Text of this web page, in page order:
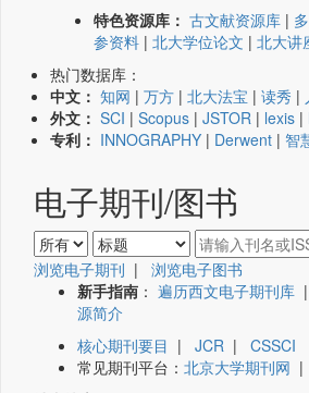
特色资源库： 古文献资源库 |
参资料 | 北大学位论文 | 北大讲
热门数据库：
中文： 知网 | 万方 | 北大法宝 | 读秀 |
外文： SCI | Scopus | JSTOR | lexis |
专利： INNOGRAPHY | Derwent | 智
电子期刊/图书
浏览电子期刊 | 浏览电子图书
新手指南 ： 遍历西文电子期刊库 |
源简介
核心期刊要目 | JCR | CSSCI
常见期刊平台： 北京大学期刊网 |